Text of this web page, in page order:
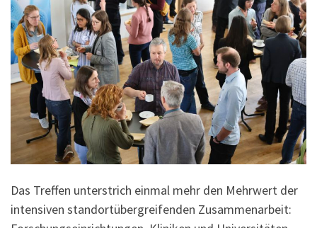
Das Treffen unterstrich einmal mehr den Mehrwert der
intensiven standortübergreifenden Zusammenarbeit: